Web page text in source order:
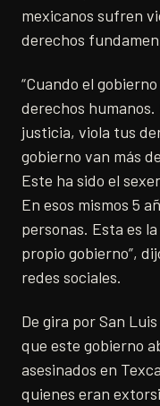
mexicanos sufren
derechos
“Cuando el
derechos
justicia, viola tus
gobierno van más
Este ha sido el
En esos mismos 5
personas. Esta es
propio gobierno”,
redes sociales.
De gira por San
que este gobierno
asesinados en
quienes eran